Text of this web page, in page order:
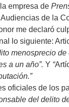
empresa de
de la
me declaró
lo siguiente:
menosprecio de
a un año”. Y “
oficiales de los
del delito